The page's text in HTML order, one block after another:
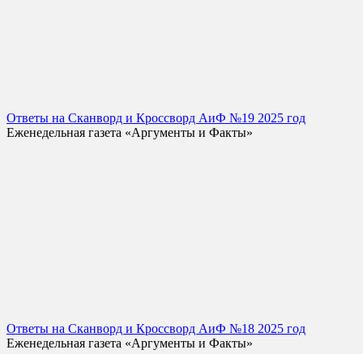
Ответы на Сканворд и Кроссворд АиФ №19 2025 год
Еженедельная газета «Аргументы и Факты»
Ответы на Сканворд и Кроссворд АиФ №18 2025 год
Еженедельная газета «Аргументы и Факты»